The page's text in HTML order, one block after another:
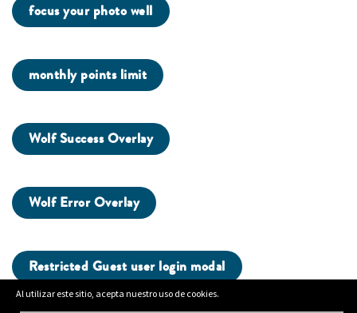
focus your photo well
monthly points limit
Wolf Success Overlay
Wolf Error Overlay
Restricted Guest user login modal
Al utilizar este sitio, acepta nuestro uso de cookies.